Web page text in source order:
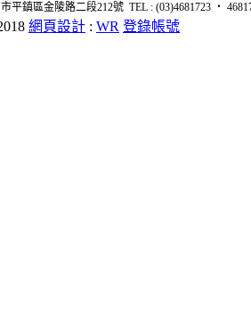
平鎮區金陵路二段212號 TEL : (03)4681723 ‧
網頁設計 : WR 登錄帳號